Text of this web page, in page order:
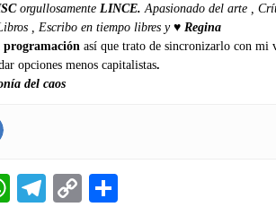
orgullosamente LINCE. Apasionado del arte ,
, Escribo en tiempo libres y ♥ Regina
programación así que trato de sincronizarlo con mi
opciones menos capitalistas.
del caos
WhatsApp
Telegram
Copy